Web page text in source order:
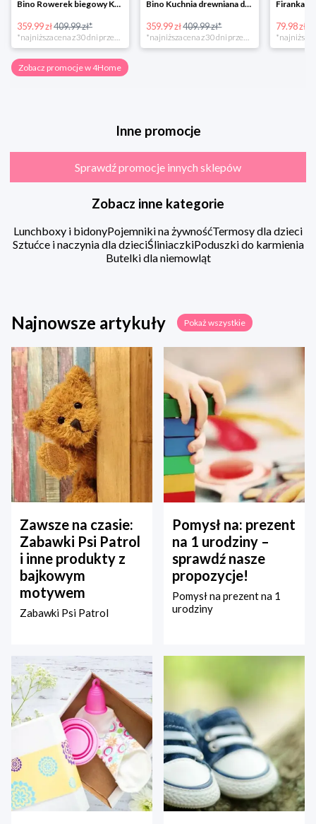
Bino Rowerek biegowy Krecik
359.99 zł409.99 zł*
Bino Kuchnia drewniana dla dzieci Provence
359.99 zł409.99 zł* 79.98 zł
Zobacz promocje w 4Home
Inne promocje
Sprawdź promocje innych sklepów
Zobacz inne kategorie
Lunchboxy i bidonyPojemniki na żywnośćTermosy dla dzieci
Sztućce i naczynia dla dzieciŚliniaczkiPoduszki do karmienia
Butelki dla niemowląt
Najnowsze artykuły Pokaż wszystkie
Zawsze na czasie:
Zabawki Psi Patrol
i inne produkty z
bajkowym
motywem
Zabawki Psi Patrol
Pomysł na: prezent
na 1 urodziny –
sprawdź nasze
propozycje!
Pomysł na prezent na 1
urodziny